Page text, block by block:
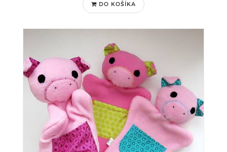
DO KOŠÍKA